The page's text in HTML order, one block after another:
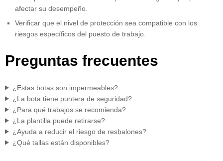
afectar su desempeño.
Verificar que el nivel de protección sea compatible con los
riesgos específicos del puesto de trabajo.
Preguntas frecuentes
¿Estas botas son impermeables?
¿La bota tiene puntera de seguridad?
¿Para qué trabajos se recomienda?
¿La plantilla puede retirarse?
¿Ayuda a reducir el riesgo de resbalones?
¿Qué tallas están disponibles?